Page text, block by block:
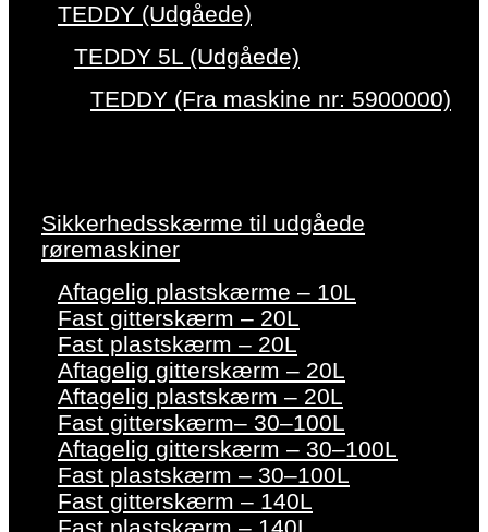
TEDDY (Udgåede)
TEDDY 5L (Udgåede)
TEDDY (Fra maskine nr: 5900000)
Sikkerhedsskærme til udgåede
røremaskiner
Aftagelig plastskærme – 10L
Fast gitterskærm – 20L
Fast plastskærm – 20L
Aftagelig gitterskærm – 20L
Aftagelig plastskærm – 20L
Fast gitterskærm– 30–100L
Aftagelig gitterskærm – 30–100L
Fast plastskærm – 30–100L
Fast gitterskærm – 140L